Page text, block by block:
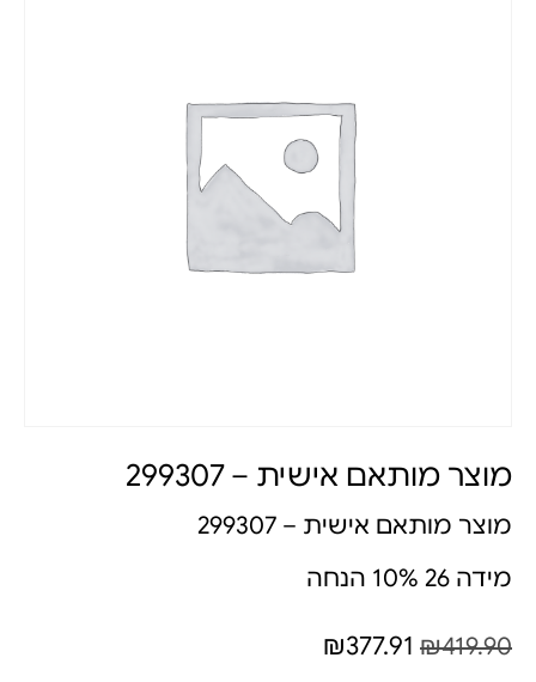
מוצר מותאם אישית – 299307
מוצר מותאם אישית – 299307
מידה 26 10% הנחה
₪419.90
₪377.91